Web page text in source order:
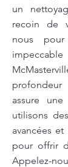
un
recoin de
nous
impeccable
assure
utilisons
avancées
pour offrir
Appelez-